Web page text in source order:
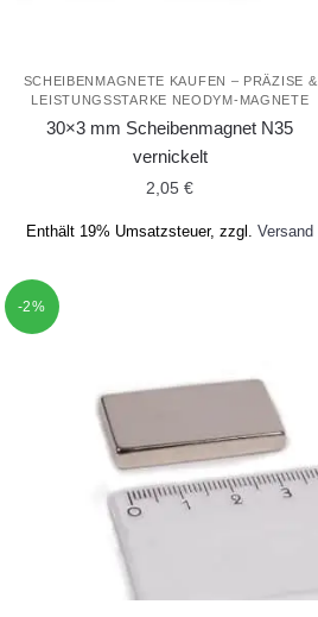
SCHEIBENMAGNETE KAUFEN – PRÄZISE &
LEISTUNGSSTARKE NEODYM-MAGNETE
30×3 mm Scheibenmagnet N35
vernickelt
2,05€
Enthält 19% Umsatzsteuer, zzgl.Versand
-2%